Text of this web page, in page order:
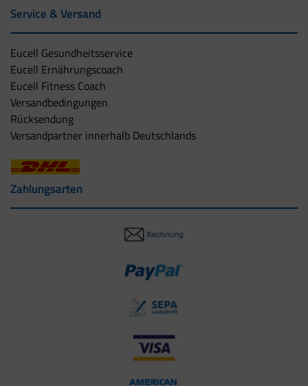
Service & Versand
Eucell Gesundheitsservice
Eucell Ernährungscoach
Eucell Fitness Coach
Versandbedingungen
Rücksendung
Versandpartner innerhalb Deutschlands
Zahlungsarten